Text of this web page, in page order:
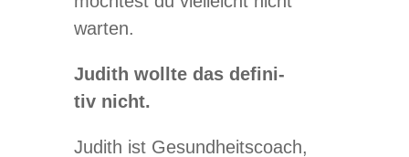
warten.
Judith wollte das defi­ni­
tiv nicht.
Judith ist Gesund­heits­coach,